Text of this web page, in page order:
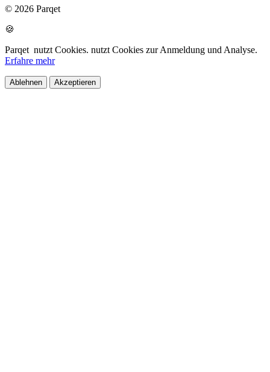
© 2026 Parqet
🍪
Parqet nutzt Cookies. nutzt Cookies zur Anmeldung und Analyse.
Erfahre mehr
Ablehnen Akzeptieren